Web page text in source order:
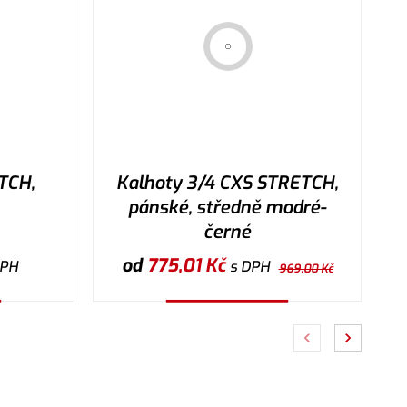
Kalhoty 3/4 CXS STRETCH,
pánské, středně modré-
černé
od 775,01Kčs DPH 969,00Kč